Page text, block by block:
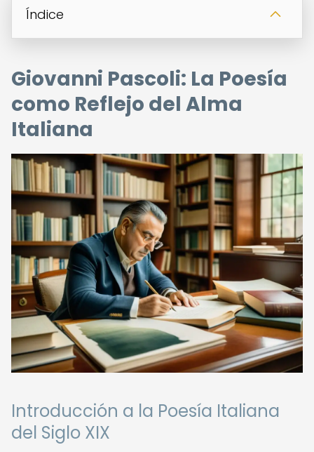
Índice
Giovanni Pascoli: La Poesía
como Reflejo del Alma
Italiana
Introducción a la Poesía Italiana
del Siglo XIX